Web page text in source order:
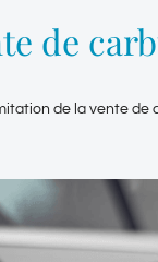
de
de la vente de